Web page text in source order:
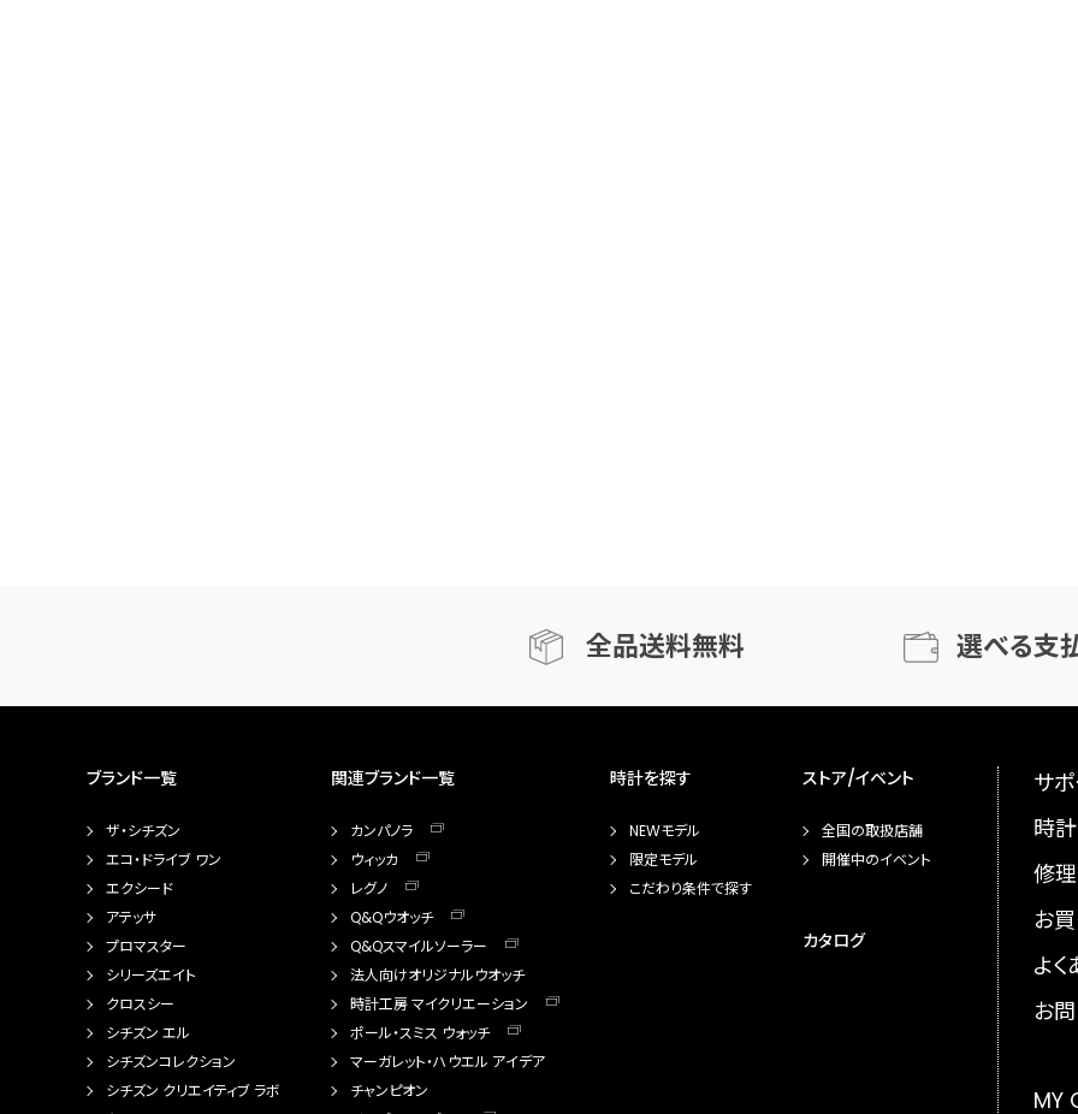
全品送料無料 選べる支
ブランド一覧
ザ・シチズン
エコ・ドライブ ワン
エクシード
アテッサ
プロマスター
シリーズエイト
クロスシー
シチズン エル
シチズンコレクション
シチズン クリエイティブ ラボ
関連ブランド一覧
カンパノラ
ウィッカ
レグノ
Q&Qウオッチ
Q&Qスマイルソーラー
法人向けオリジナルウオッチ
時計工房 マイクリエーション
ポール・スミス ウォッチ
マーガレット・ハウエル アイデア
チャンピオン
時計を探す
NEWモデル
限定モデル
こだわり条件で探す
ストア/イベント
全国の取扱店舗
開催中のイベント
カタログ
サ
時
修理
お
よ
お
MY